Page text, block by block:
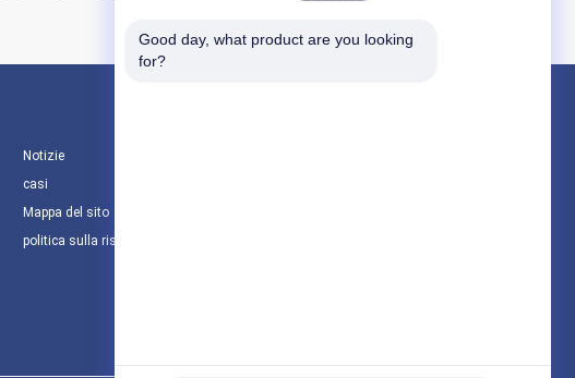
Notizie
casi
Mappa del sito
politica sulla riservatezza
Good day, what product are you looking
for?